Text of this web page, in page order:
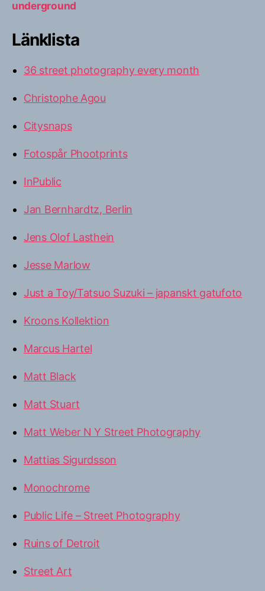
underground
Länklista
36 street photography every month
Christophe Agou
Citysnaps
Fotospår Phootprints
InPublic
Jan Bernhardtz, Berlin
Jens Olof Lasthein
Jesse Marlow
Just a Toy/Tatsuo Suzuki – japanskt gatufoto
Kroons Kollektion
Marcus Hartel
Matt Black
Matt Stuart
Matt Weber N Y Street Photography
Mattias Sigurdsson
Monochrome
Public Life – Street Photography
Ruins of Detroit
Street Art